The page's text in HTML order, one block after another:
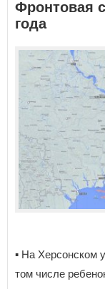
Фронтовая
года
▪️ На Херсонском
том числе